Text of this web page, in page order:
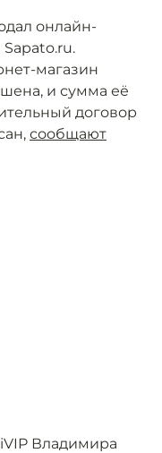
онлайн-
магазин
и сумма её
договор
сообщают
Владимира